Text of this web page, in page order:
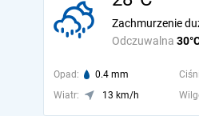
Odczuwalna
Zachmurzenie
Opad: 0.4 mm
Wiatr:
13 km/h